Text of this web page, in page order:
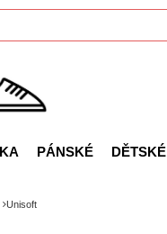
PÁNSKÉ DĚTSKÉ
Unisoft